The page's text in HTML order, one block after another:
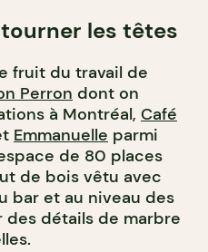
les têtes
fruit du travail de
Perron dont on
à Montréal, Café
Emmanuelle parmi
de 80 places
de bois vêtu avec
bar et au niveau des
détails de marbre